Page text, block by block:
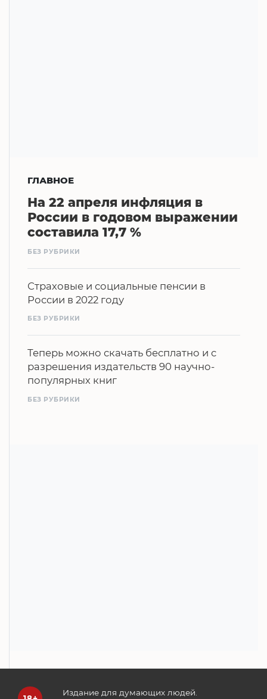
ГЛАВНОЕ
На 22 апреля инфляция в
России в годовом выражении
составила 17,7 %
БЕЗ РУБРИКИ
Страховые и социальные пенсии в
России в 2022 году
БЕЗ РУБРИКИ
Теперь можно скачать бесплатно и с
разрешения издательств 90 научно-
популярных книг
БЕЗ РУБРИКИ
Издание для думающих людей.